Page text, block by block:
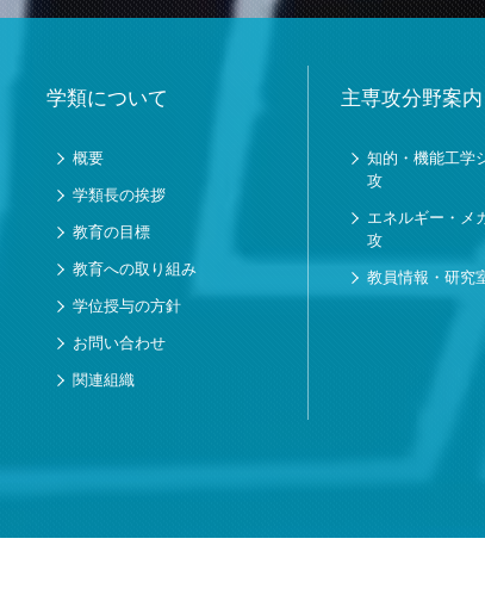
学類について
概要
学類長の挨拶
教育の目標
教育への取り組み
学位授与の方針
お問い合わせ
関連組織
主専攻分野案内
知的・機能工学
攻
エネルギー・メ
攻
教員情報・研究